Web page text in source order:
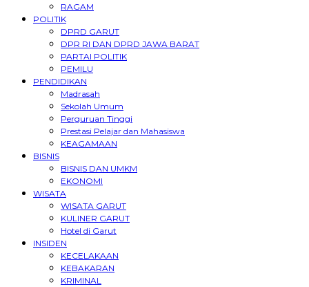
RAGAM
POLITIK
DPRD GARUT
DPR RI DAN DPRD JAWA BARAT
PARTAI POLITIK
PEMILU
PENDIDIKAN
Madrasah
Sekolah Umum
Perguruan Tinggi
Prestasi Pelajar dan Mahasiswa
KEAGAMAAN
BISNIS
BISNIS DAN UMKM
EKONOMI
WISATA
WISATA GARUT
KULINER GARUT
Hotel di Garut
INSIDEN
KECELAKAAN
KEBAKARAN
KRIMINAL